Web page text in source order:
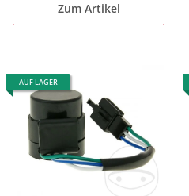
Zum Artikel
AUF LAGER